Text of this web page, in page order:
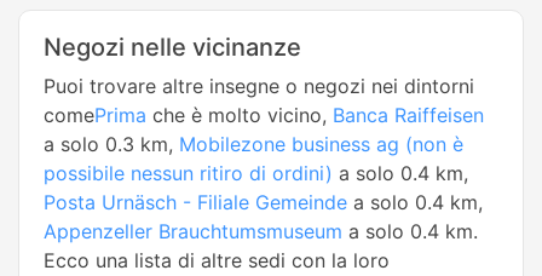
Negozi nelle vicinanze
Puoi trovare altre insegne o negozi nei dintorni
comePrima che è molto vicino, Banca Raiffeisen
a solo 0.3 km, Mobilezone business ag (non è
possibile nessun ritiro di ordini) a solo 0.4 km,
Posta Urnäsch - Filiale Gemeinde a solo 0.4 km,
Appenzeller Brauchtumsmuseum a solo 0.4 km.
Ecco una lista di altre sedi con la loro